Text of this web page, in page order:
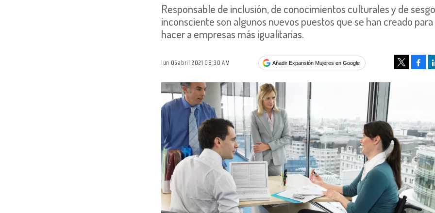
Responsable de inclusión, de conocimientos culturales y de sesgo
inconsciente son algunos nuevos puestos que se han creado para
hacer a empresas más igualitarias.
lun 05 abril 2021 08:30 AM Añadir Expansión Mujeres en Google